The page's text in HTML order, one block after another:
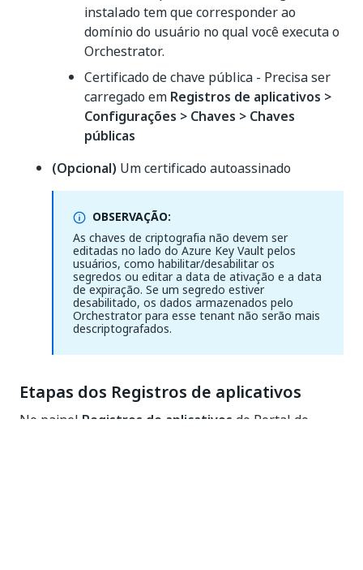
instalado tem que corresponder ao
domínio do usuário no qual você executa o
Orchestrator.
Certificado de chave pública - Precisa ser
carregado em Registros de aplicativos >
Configurações > Chaves > Chaves
públicas
(Opcional) Um certificado autoassinado
OBSERVAÇÃO:
As chaves de criptografia não devem ser
editadas no lado do Azure Key Vault pelos
usuários, como habilitar/desabilitar os
segredos ou editar a data de ativação e a data
de expiração. Se um segredo estiver
desabilitado, os dados armazenados pelo
Orchestrator para esse tenant não serão mais
descriptografados.
Etapas dos Registros de aplicativos
No painel Registros de aplicativos do Portal do